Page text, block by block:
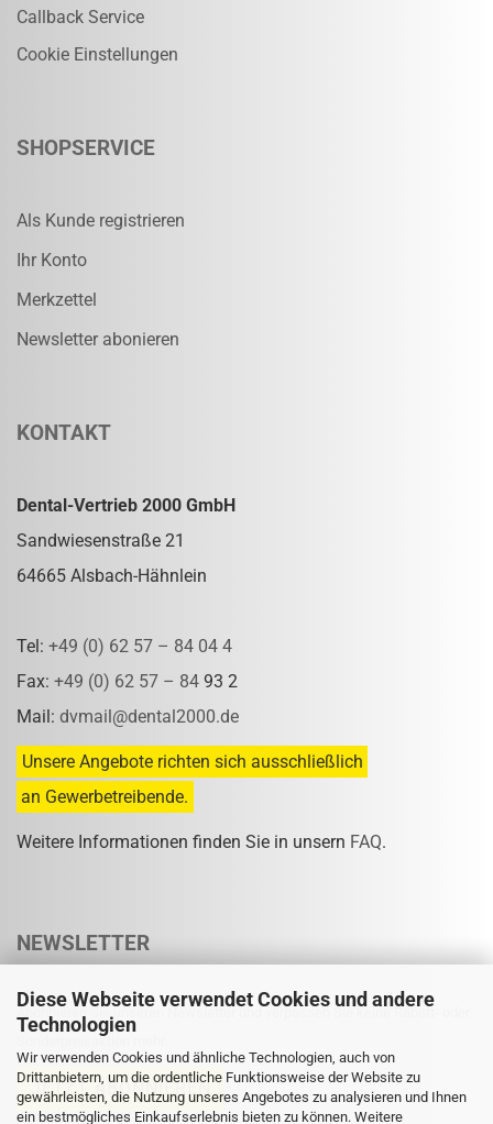
Diese Webseite verwendet Cookies und andere
Technologien
Wir verwenden Cookies und ähnliche Technologien, auch von
Drittanbietern, um die ordentliche Funktionsweise der Website zu
gewährleisten, die Nutzung unseres Angebotes zu analysieren und Ihnen
ein bestmögliches Einkaufserlebnis bieten zu können. Weitere
Callback Service
Cookie Einstellungen
SHOPSERVICE
Als Kunde registrieren
Ihr Konto
Merkzettel
Newsletter abonieren
KONTAKT
Dental-Vertrieb 2000 GmbH
Sandwiesenstraße 21
64665 Alsbach-Hähnlein
Tel: +49 (0) 62 57 – 84 04 4
Fax: +49 (0) 62 57 – 84 93 2
Mail: dvmail@dental2000.de
Unsere Angebote richten sich ausschließlich
an Gewerbetreibende.
Weitere Informationen finden Sie in unsern FAQ.
NEWSLETTER
Abonnieren Sie unseren Newsletter und verpassen Sie keine Rabatt- oder
Sonderpreisaktion mehr.